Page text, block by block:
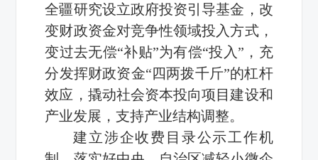
全疆研究设立政府投资引导基金，改
变财政资金对竞争性领域投入方式，
变过去无偿“补贴”为有偿“投入”，充
分发挥财政资金“四两拨千斤”的杠杆
效应，撬动社会资本投向项目建设和
产业发展，支持产业结构调整。
建立涉企收费目录公示工作机